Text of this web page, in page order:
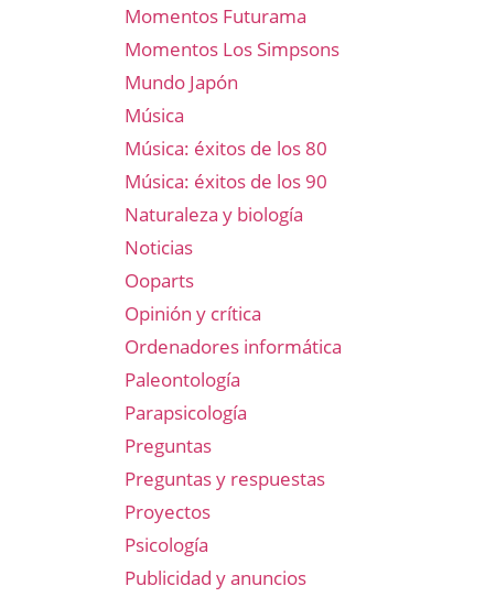
Momentos Futurama
Momentos Los Simpsons
Mundo Japón
Música
Música: éxitos de los 80
Música: éxitos de los 90
Naturaleza y biología
Noticias
Ooparts
Opinión y crítica
Ordenadores informática
Paleontología
Parapsicología
Preguntas
Preguntas y respuestas
Proyectos
Psicología
Publicidad y anuncios